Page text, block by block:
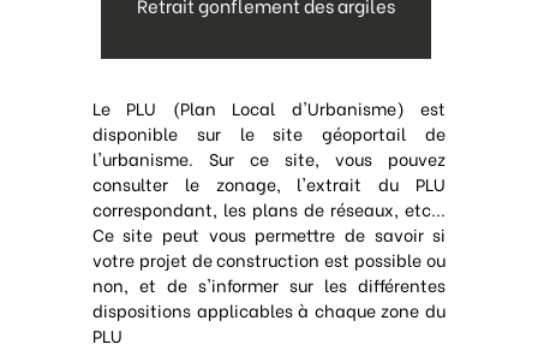
Le PLU (Plan Local d'Urbanisme) est
disponible sur le site géoportail de
l'urbanisme. Sur ce site, vous pouvez
consulter le zonage, l'extrait du PLU
correspondant, les plans de réseaux, etc...
Ce site peut vous permettre de savoir si
votre projet de construction est possible ou
non, et de s'informer sur les différentes
dispositions applicables à chaque zone du
PLU